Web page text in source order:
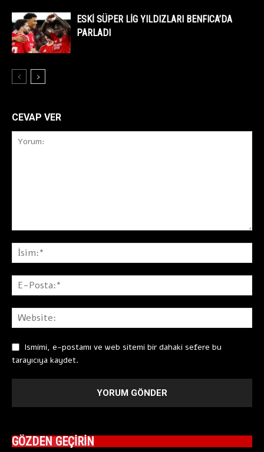
ESKİ SÜPER LİG YILDIZLARI BENFICA’DA
PARLADI
CEVAP VER
Ismimi, e-postamı ve web sitemi bir dahaki sefere bu
tarayıcıya kaydet.
GÖZDEN GEÇİRİN